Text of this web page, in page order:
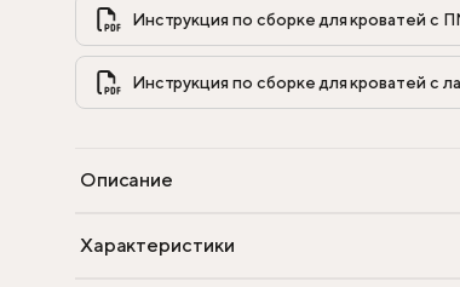
Инструкция по сборке для
Инструкция по сборке для кроватей
Описание
Характеристики